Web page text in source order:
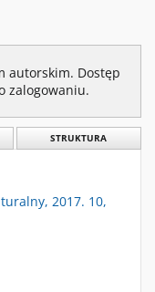
autorskim. Dostęp
zalogowaniu.
STRUKTURA
2017. 10,